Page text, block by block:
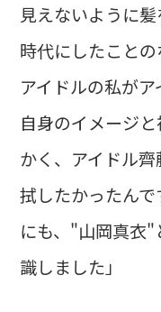
見えないように
時代にしたこと
アイドルの私が
自身のイメージ
かく、アイドル
拭したかったん
にも、"山岡真衣"
識しました」